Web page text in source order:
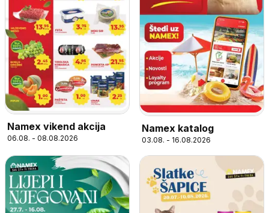
Namex vikend akcija
06.08. - 08.08.2026
Namex katalog
03.08. - 16.08.2026